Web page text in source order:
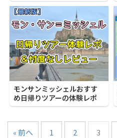
モンサンミッシェルおすす
め日帰りツアーの体験レポ
« 前へ 1 2 3